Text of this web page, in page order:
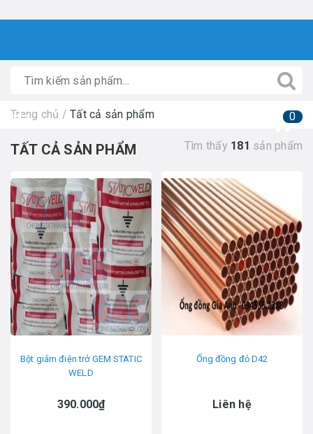
0
Trang chủ / Tất cả sản phẩm
TẤT CẢ SẢN PHẨM Tìm thấy 181 sản phẩm
Bột giảm điện trở GEM STATIC
WELD
390.000₫
Ống đồng đỏ D42
Liên hệ